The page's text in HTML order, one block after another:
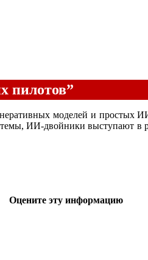
пилотов”
моделей и
ИИ-двойники выступают в
Оцените эту информацию